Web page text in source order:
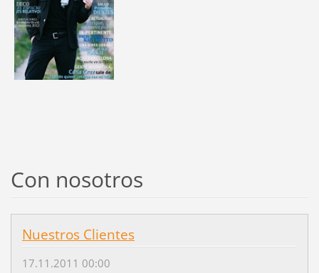
Con nosotros
Nuestros Clientes
17.11.2011 00:00